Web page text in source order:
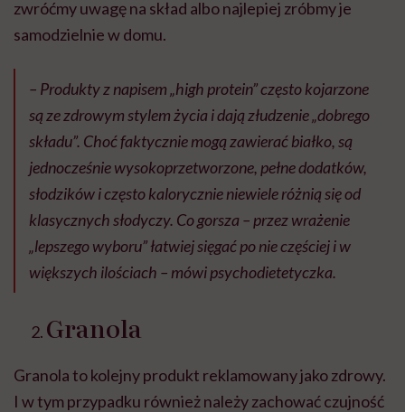
zwróćmy uwagę na skład albo najlepiej zróbmy je
samodzielnie w domu.
– Produkty z napisem „high protein” często kojarzone
są ze zdrowym stylem życia i dają złudzenie „dobrego
składu”. Choć faktycznie mogą zawierać białko, są
jednocześnie wysokoprzetworzone, pełne dodatków,
słodzików i często kalorycznie niewiele różnią się od
klasycznych słodyczy. Co gorsza – przez wrażenie
„lepszego wyboru” łatwiej sięgać po nie częściej i w
większych ilościach – mówi psychodietetyczka.
Granola
Granola to kolejny produkt reklamowany jako zdrowy.
I w tym przypadku również należy zachować czujność